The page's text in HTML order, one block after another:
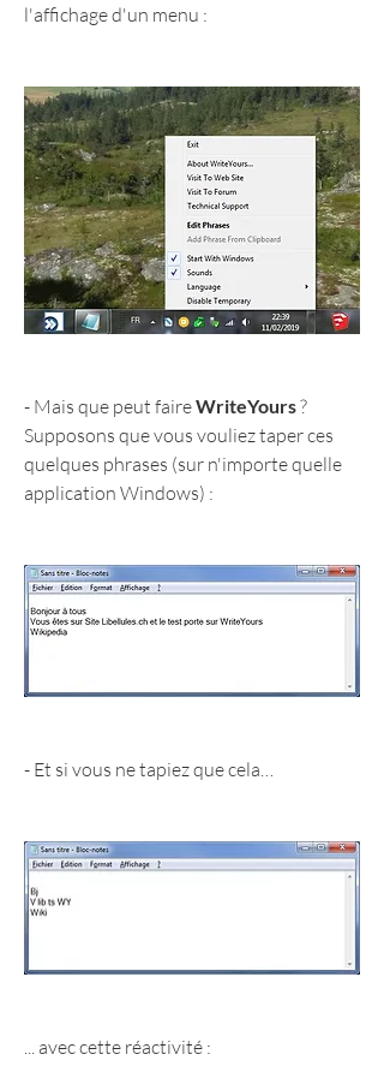
l'affichage d'un menu :
- Mais que peut faire WriteYours ?
Supposons que vous vouliez taper ces
quelques phrases (sur n'importe quelle
application Windows) :
- Et si vous ne tapiez que cela…
... avec cette réactivité :